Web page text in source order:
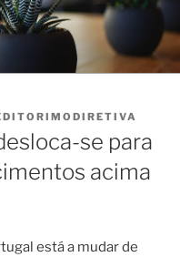
se para
acima
está a mudar de